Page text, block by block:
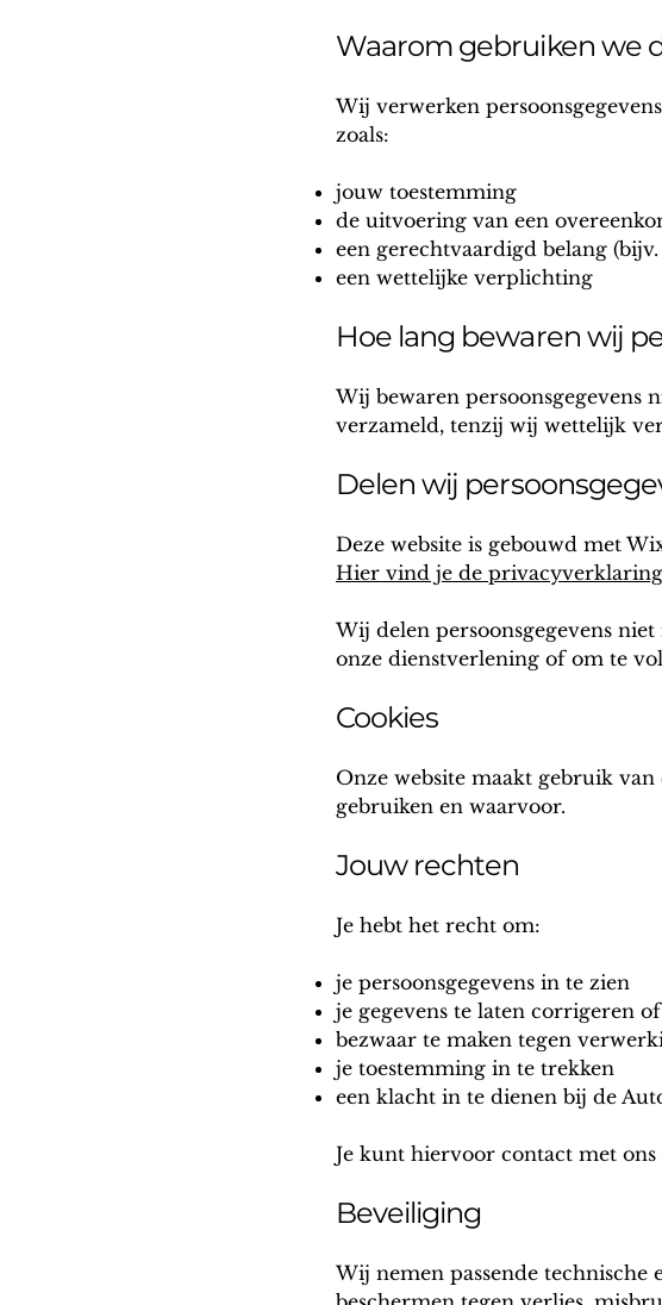
Waarom gebruiken we
Wij verwerken
zoals:
jouw toestemming
de uitvoering van een
een gerechtvaardigd belang
een wettelijke verplichting
Hoe lang bewaren wij
Wij bewaren persoonsgegevens
verzameld, tenzij wij wettelijk
Delen wij
Deze website is gebouwd met
Hier vind je de privacyverklaring
Wij delen persoonsgegevens
onze dienstverlening of om te
Cookies
Onze website maakt gebruik van
gebruiken en waarvoor.
Jouw rechten
Je hebt het recht om:
je persoonsgegevens in te zien
je gegevens te laten corrigeren
bezwaar te maken tegen
je toestemming in te trekken
een klacht in te dienen bij de
Je kunt hiervoor contact met
Beveiliging
Wij nemen passende technische